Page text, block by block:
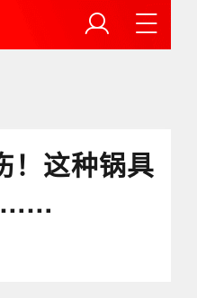
！这种锅具
……